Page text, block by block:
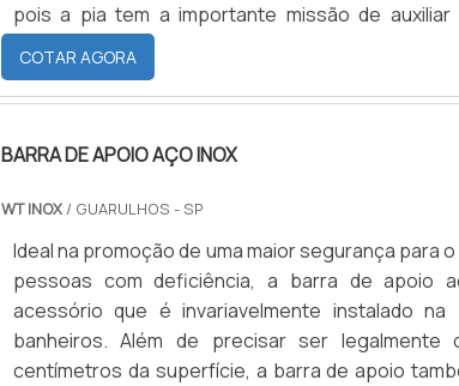
pois a pia tem a importante missão de auxiliar
higienização de alimentos, espaço para
coisas.Saiba mais sobre algumas vantagens que a
COTAR AGORA
BARRA DE APOIO AÇO INOX
WT INOX/ GUARULHOS - SP
Ideal na promoção de uma maior segurança para
pessoas com deficiência, a barra de apoio
acessório que é invariavelmente instalado
banheiros. Além de precisar ser
centímetros da superfície, a barra de apoio